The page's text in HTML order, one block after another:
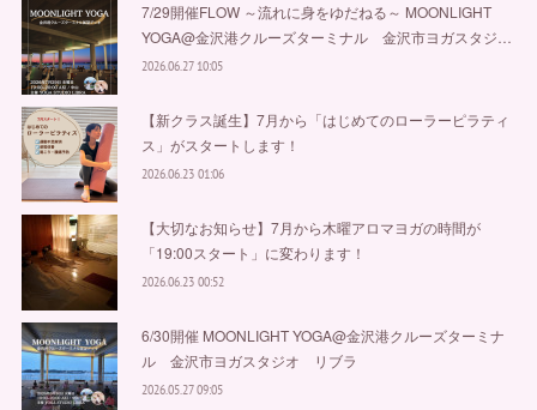
7/29開催FLOW ～流れに身をゆだねる～ MOONLIGHT
YOGA@金沢港クルーズターミナル 金沢市ヨガスタジ…
2026.06.27 10:05
【新クラス誕生】7月から「はじめてのローラーピラティ
ス」がスタートします！
2026.06.23 01:06
【大切なお知らせ】7月から木曜アロマヨガの時間が
「19:00スタート」に変わります！
2026.06.23 00:52
6/30開催 MOONLIGHT YOGA@金沢港クルーズターミナ
ル 金沢市ヨガスタジオ リブラ
2026.05.27 09:05